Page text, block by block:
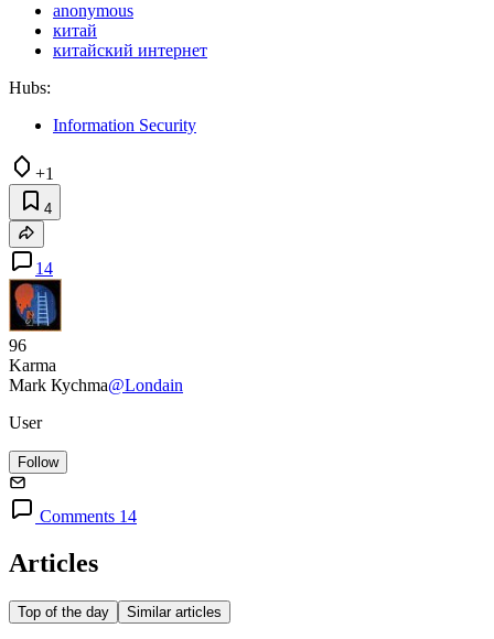
anonymous
китай
китайский интернет
Hubs:
Information Security
+1
4
14
96
Karma
Маrk Кусhmа@Londain
User
Follow
Comments 14
Articles
Top of the day Similar articles